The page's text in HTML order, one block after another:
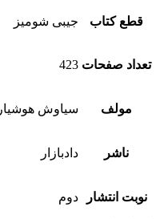
قطع کتاب جیبی شومیز
تعداد صفحات 423
مولف سیاوش هوشیار
ناشر دادبازار
نوبت انتشار دوم